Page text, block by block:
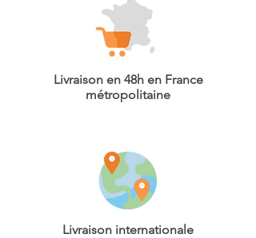
Livraison en 48h en France
métropolitaine
Livraison internationale